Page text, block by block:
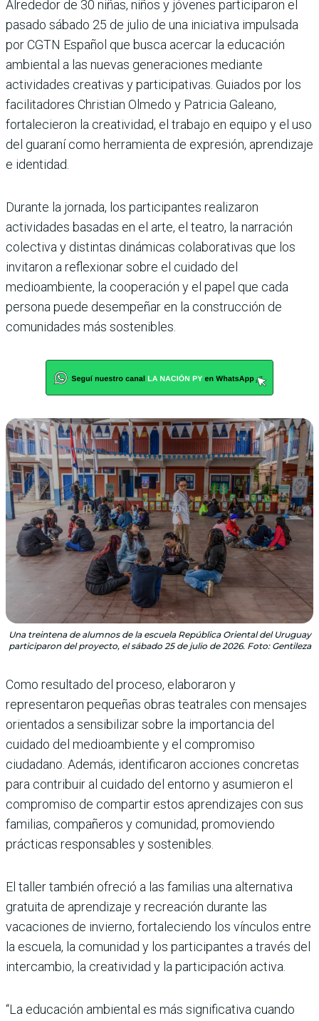
Alrededor de 30 niñas, niños y jóvenes participaron el
pasado sábado 25 de julio de una iniciativa impulsada
por CGTN Español que busca acercar la educación
ambiental a las nuevas generaciones mediante
actividades creativas y participativas. Guiados por los
facilitadores Christian Olmedo y Patricia Galeano,
fortalecieron la creatividad, el trabajo en equipo y el uso
del guaraní como herramienta de expresión, aprendizaje
e identidad.
Durante la jornada, los participantes realizaron
actividades basadas en el arte, el teatro, la narración
colectiva y distintas dinámicas colaborativas que los
invitaron a reflexionar sobre el cuidado del
medioambiente, la cooperación y el papel que cada
persona puede desempeñar en la construcción de
comunidades más sostenibles.
Una treintena de alumnos de la escuela República Oriental del Uruguay
participaron del proyecto, el sábado 25 de julio de 2026. Foto: Gentileza
Como resultado del proceso, elaboraron y
representaron pequeñas obras teatrales con mensajes
orientados a sensibilizar sobre la importancia del
cuidado del medioambiente y el compromiso
ciudadano. Además, identificaron acciones concretas
para contribuir al cuidado del entorno y asumieron el
compromiso de compartir estos aprendizajes con sus
familias, compañeros y comunidad, promoviendo
prácticas responsables y sostenibles.
El taller también ofreció a las familias una alternativa
gratuita de aprendizaje y recreación durante las
vacaciones de invierno, fortaleciendo los vínculos entre
la escuela, la comunidad y los participantes a través del
intercambio, la creatividad y la participación activa.
“La educación ambiental es más significativa cuando